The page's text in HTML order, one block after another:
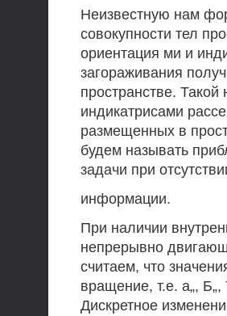
Неизвестную нам
совокупности тел
ориентация ми и
загораживания
пространстве.
индикатрисами
размещенных в
будем называть
задачи при
информации.
При наличии
непрерывно
считаем, что
вращение, т.е. а„,
Дискретное